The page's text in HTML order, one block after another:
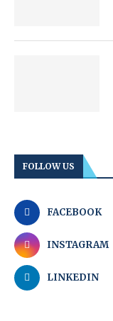
FOLLOW US
FACEBOOK
INSTAGRAM
LINKEDIN